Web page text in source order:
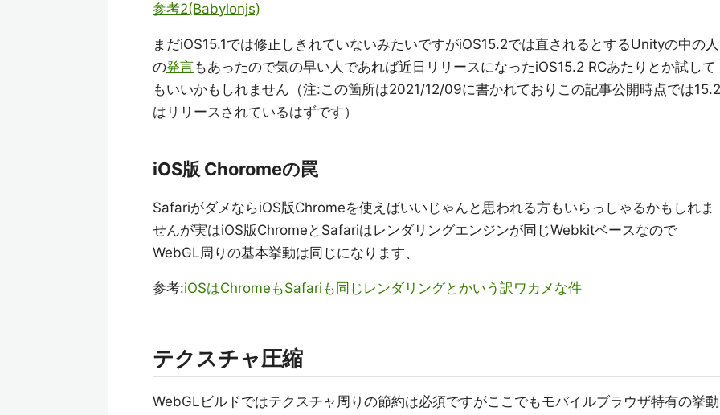
参考2(Babylonjs)
まだiOS15.1では修正しきれていないみたいですがiOS15.2では直されるとするUnityの中の人
の発言もあったので気の早い人であれば近日リリースになったiOS15.2 RCあたりとか試して
もいいかもしれません（注:この箇所は2021/12/09に書かれておりこの記事公開時点では15.2
はリリースされているはずです）
iOS版 Choromeの罠
SafariがダメならiOS版Chromeを使えばいいじゃんと思われる方もいらっしゃるかもしれま
せんが実はiOS版ChromeとSafariはレンダリングエンジンが同じWebkitベースなので
WebGL周りの基本挙動は同じになります、
参考:iOSはChromeもSafariも同じレンダリングとかいう訳ワカメな件
テクスチャ圧縮
WebGLビルドではテクスチャ周りの節約は必須ですがここでもモバイルブラウザ特有の挙動